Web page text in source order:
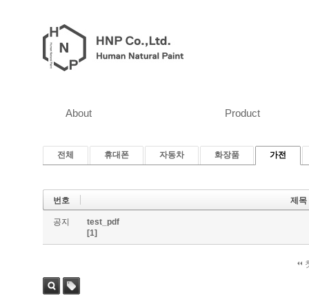
About Product
전체 휴대폰 자동차 화장품 가전
번호 제목
공지
test_pdf
[1]